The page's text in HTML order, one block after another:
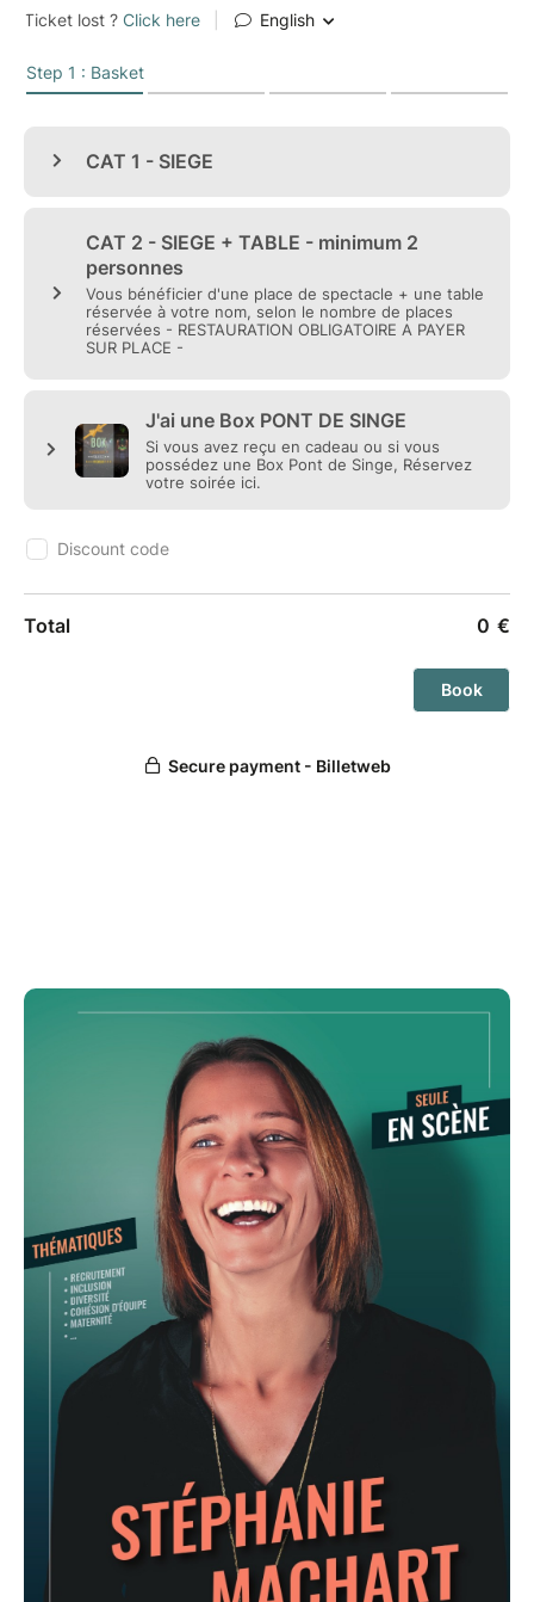
Entre-deux c'est bientôt entre-nous.
Le Saviez-vous?
lequel elle revient cette année pour l'ouverture du
gala de clôture du Nouveau siècle.